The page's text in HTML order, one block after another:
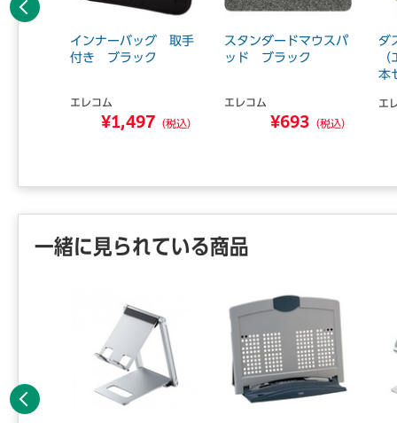
インナーバッグ 取手
付き ブラック
エレコム
¥1,497 （税込）
スタンダードマウスパ
ッド ブラック
エレコム
¥693 （税込）
ダ
本
エ
前へ
一緒に見られている商品
前へ